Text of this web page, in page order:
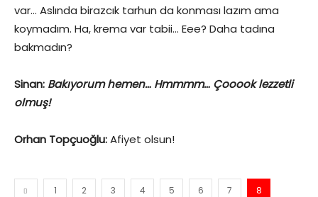
var… Aslında birazcık tarhun da konması lazım ama
koymadım. Ha, krema var tabii… Eee? Daha tadına
bakmadın?
Sinan: Bakıyorum hemen… Hmmmm… Çooook lezzetli
olmuş!
Orhan Topçuoğlu:Afiyet olsun!
1 2 3 4 5 6 7 8